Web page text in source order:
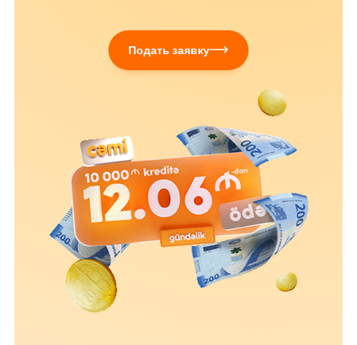
Сеть обслуживания
О банке
Устойчивость
Кешбэк
Тарифы
Подать заявку